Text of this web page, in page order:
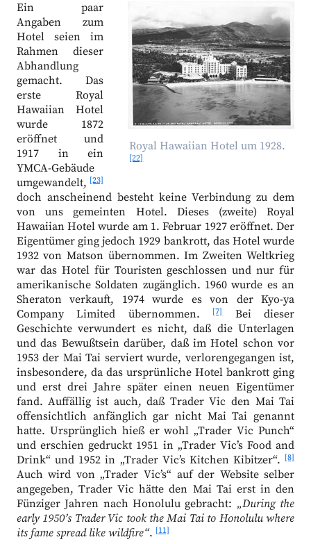
Royal Hawaiian Hotel um 1928.
[22]
Ein paar
Angaben zum
Hotel seien im
Rahmen dieser
Abhandlung
gemacht. Das
erste Royal
Hawaiian Hotel
wurde 1872
eröffnet und
1917 in ein
YMCA-Gebäude
umgewandelt, [23]
doch anscheinend besteht keine Verbindung zu dem
von uns gemeinten Hotel. Dieses (zweite) Royal
Hawaiian Hotel wurde am 1. Februar 1927 eröffnet. Der
Eigentümer ging jedoch 1929 bankrott, das Hotel wurde
1932 von Matson übernommen. Im Zweiten Weltkrieg
war das Hotel für Touristen geschlossen und nur für
amerikanische Soldaten zugänglich. 1960 wurde es an
Sheraton verkauft, 1974 wurde es von der Kyo-ya
Company Limited übernommen.
[7]Bei dieser
Geschichte verwundert es nicht, daß die Unterlagen
und das Bewußtsein darüber, daß im Hotel schon vor
1953 der Mai Tai serviert wurde, verlorengegangen ist,
insbesondere, da das ursprünliche Hotel bankrott ging
und erst drei Jahre später einen neuen Eigentümer
fand. Auffällig ist auch, daß Trader Vic den Mai Tai
offensichtlich anfänglich gar nicht Mai Tai genannt
hatte. Ursprünglich hieß er wohl „Trader Vic Punch“
und erschien gedruckt 1951 in „Trader Vic’s Food and
Drink“ und 1952 in „Trader Vic’s Kitchen Kibitzer“. [8]
Auch wird von „Trader Vic’s“ auf der Website selber
angegeben, Trader Vic hätte den Mai Tai erst in den
Fünziger Jahren nach Honolulu gebracht: „During the
early 1950’s Trader Vic took the Mai Tai to Honolulu where
its fame spread like wildfire“.[11]